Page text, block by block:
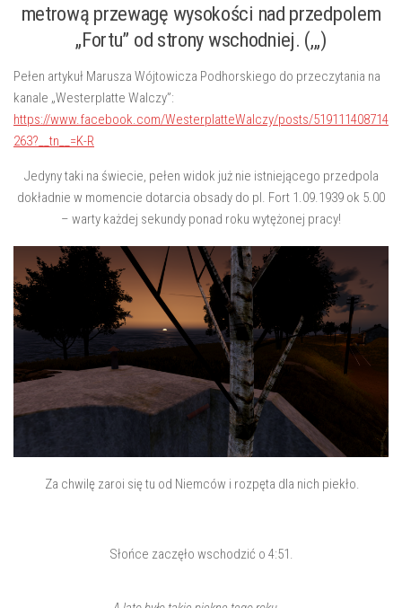
metrową przewagę wysokości nad przedpolem
„Fortu” od strony wschodniej. (,,,)
Pełen artykuł Marusza Wójtowicza Podhorskiego do przeczytania na
kanale „Westerplatte Walczy”:
https://www.facebook.com/WesterplatteWalczy/posts/519111408714
263?__tn__=K-R
Jedyny taki na świecie, pełen widok już nie istniejącego przedpola
dokładnie w momencie dotarcia obsady do pl. Fort 1.09.1939 ok 5.00
– warty każdej sekundy ponad roku wytężonej pracy!
Za chwilę zaroi się tu od Niemców i rozpęta dla nich piekło.
Słońce zaczęło wschodzić o 4:51.